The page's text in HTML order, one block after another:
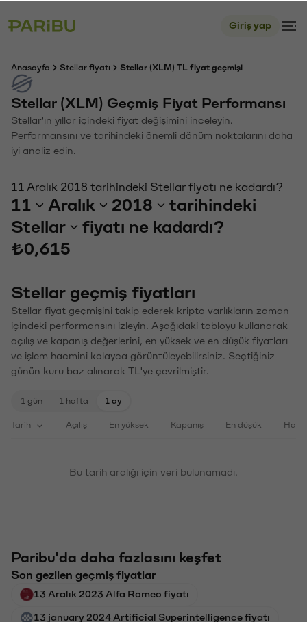
Giriş yap
Anasayfa Stellar fiyatı Stellar (XLM) TL fiyat geçmişi
Stellar (XLM) Geçmiş Fiyat Performansı
Stellar'ın yıllar içindeki fiyat değişimini inceleyin.
Performansını ve tarihindeki önemli dönüm noktalarını daha
iyi analiz edin.
11 Aralık 2018 tarihindeki Stellar fiyatı ne kadardı?
11 Aralık 2018
tarihindeki
Stellar
fiyatı ne kadardı?
₺0,615
Stellar geçmiş fiyatları
Stellar fiyat geçmişini takip ederek kripto varlıkların zaman
içindeki performansını izleyin. Aşağıdaki tabloyu kullanarak
açılış ve kapanış değerlerini, en yüksek ve en düşük fiyatları
ve işlem hacmini kolayca görüntüleyebilirsiniz. Seçtiğiniz
günün kuru baz alınarak TL'ye çevrilmiştir.
1 gün 1 hafta 1 ay
Tarih Açılış En yüksek Kapanış En düşük
Bu tarih aralığı için veri bulunamadı.
Paribu'da daha fazlasını keşfet
Son gezilen geçmiş fiyatlar
13 Aralık 2023 Alfa Romeo fiyatı
13 january 2024 Artificial Superintelligence fiyatı